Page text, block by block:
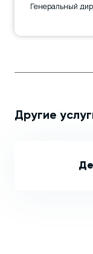
Генеральный
Другие